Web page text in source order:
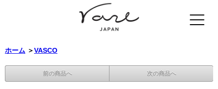
ホーム ＞VASCO
前の商品へ 次の商品へ